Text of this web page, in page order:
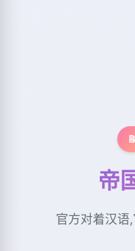
帝
官方对着汉语